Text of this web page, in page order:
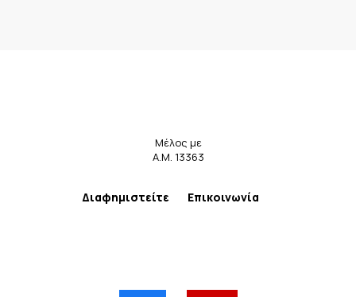
Μέλος με
Α.Μ. 13363
Διαφημιστείτε Επικοινωνία